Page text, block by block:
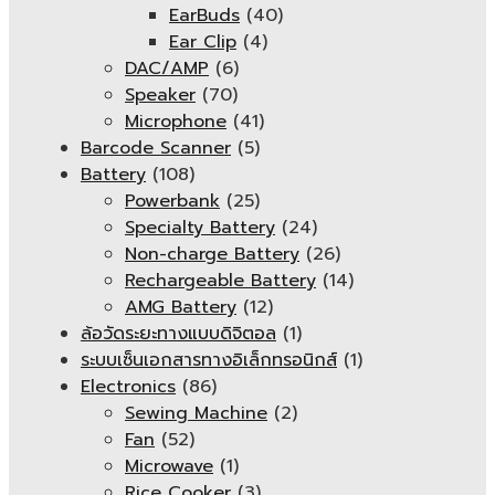
EarBuds (40)
Ear Clip (4)
DAC/AMP (6)
Speaker (70)
Microphone (41)
Barcode Scanner (5)
Battery (108)
Powerbank (25)
Specialty Battery (24)
Non-charge Battery (26)
Rechargeable Battery (14)
AMG Battery (12)
ล้อวัดระยะทางแบบดิจิตอล (1)
ระบบเซ็นเอกสารทางอิเล็กทรอนิกส์ (1)
Electronics (86)
Sewing Machine (2)
Fan (52)
Microwave (1)